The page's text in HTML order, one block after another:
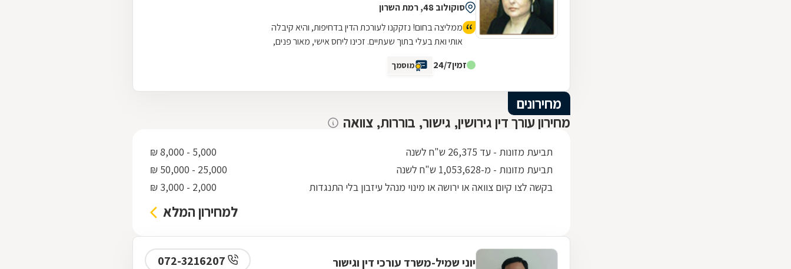
סוקולוב 48, רמת השרון
ממליצה בחום! נזקקנו לעורכת הדין בדחיפות, והיא קיבלה
אותי ואת בעלי בתוך שעתיים. זכינו ליחס אישי, מאור פנים,
ואכפתי, והרגשנו שאנחנו בידיים טובות. תודה רבה על כל
זמין24/7 מוסמך
מחירונים
מחירון עורך דין גירושין, גישור, בוררות, צוואה
תביעת מזונות - עד 26,375 ש"ח לשנה
5,000 - 8,000 ₪
תביעת מזונות - מ-1,053,628 ש"ח לשנה
25,000 - 50,000 ₪
בקשה לצו קיום צוואה או ירושה או מינוי מנהל עיזבון בלי התנגדות
2,000 - 3,000 ₪
למחירון המלא
יוני שמיל-משרד עורכי דין וגישור